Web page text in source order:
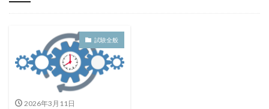
試験全般
2026年3月11日